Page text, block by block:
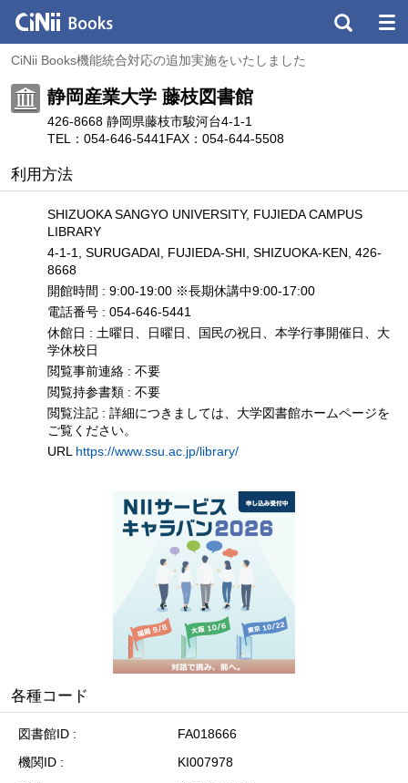
CiNii Books機能統合対応の追加実施をいたしました
静岡産業大学 藤枝図書館
426-8668 静岡県藤枝市駿河台4-1-1
TEL：054-646-5441 FAX：054-644-5508
利用方法
SHIZUOKA SANGYO UNIVERSITY, FUJIEDA CAMPUS
LIBRARY
4-1-1, SURUGADAI, FUJIEDA-SHI, SHIZUOKA-KEN, 426-
8668
開館時間 : 9:00-19:00 ※長期休講中9:00-17:00
電話番号 : 054-646-5441
休館日 : 土曜日、日曜日、国民の祝日、本学行事開催日、大
学休校日
閲覧事前連絡 : 不要
閲覧持参書類 : 不要
閲覧注記 : 詳細につきましては、大学図書館ホームページを
ご覧ください。
URL https://www.ssu.ac.jp/library/
各種コード
図書館ID
FA018666
機関ID
KI007978